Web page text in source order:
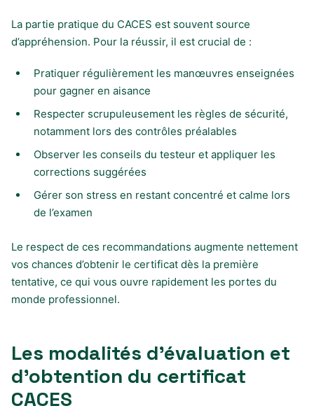
La partie pratique du CACES est souvent source
d’appréhension. Pour la réussir, il est crucial de :
Pratiquer régulièrement les manœuvres enseignées
pour gagner en aisance
Respecter scrupuleusement les règles de sécurité,
notamment lors des contrôles préalables
Observer les conseils du testeur et appliquer les
corrections suggérées
Gérer son stress en restant concentré et calme lors
de l’examen
Le respect de ces recommandations augmente nettement
vos chances d’obtenir le certificat dès la première
tentative, ce qui vous ouvre rapidement les portes du
monde professionnel.
Les modalités d’évaluation et
d’obtention du certificat
CACES